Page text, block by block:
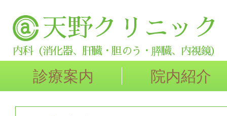
天野クリニック
内科（消化器、肝臓・胆のう・膵臓、内視鏡）
診療案内 院内紹介